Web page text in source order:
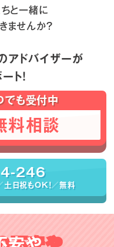
と一緒に
ませんか？
アドバイザーが
ト！
も受付中
料相談
246
日祝もOK！／無料